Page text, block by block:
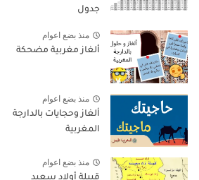
جدول
منذ بضع اعوام
ألغاز مغربية مضحكة
منذ بضع اعوام
ألغاز وحجايات بالدارجة
المغربية
منذ بضع اعوام
قبيلة أولاد سعيد